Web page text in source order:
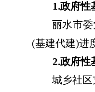
1.政府性
丽水市
(基建代建)进
2.政府性
城乡社区